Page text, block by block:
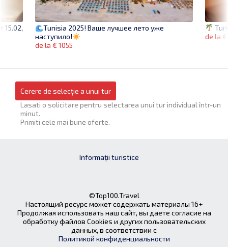
15.02,
de la
Tunisia 2025! Ваше лучшее лето уже
наступило!
de la € 1055
Cerere de selecție a unui tur
Lasati o solicitare pentru selectarea unui tur individual într-un
minut.
Primiti cele mai bune oferte.
Informații turistice
©Top100.Travel
Настоящий ресурс может содержать материалы 16+
Продолжая использовать наш сайт, вы даете согласие на
обработку файлов Cookies и других пользовательских
данных, в соответствии с
Политикой конфиденциальности